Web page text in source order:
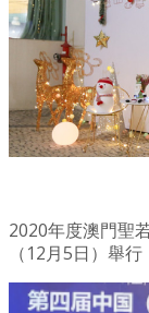
2020年度澳門聖
（12月5日）舉